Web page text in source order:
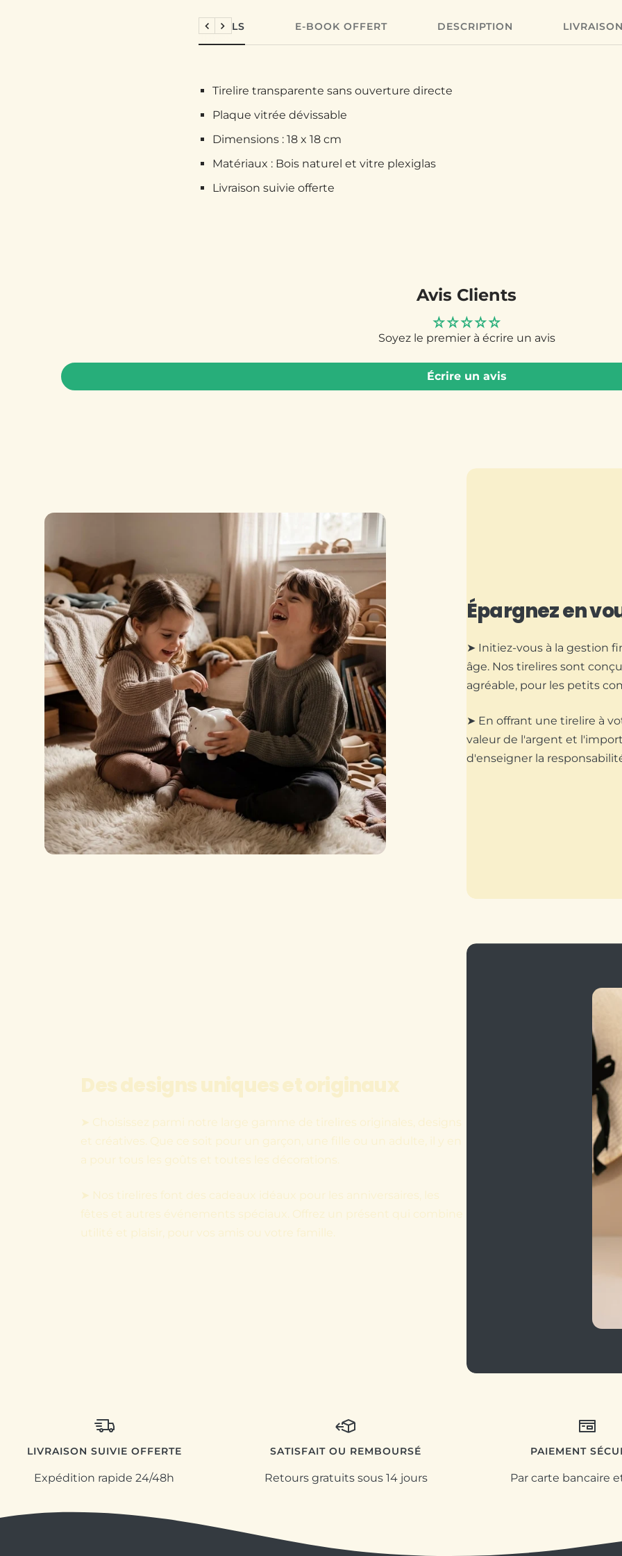
DÉTAILS E-BOOK OFFERT DESCRIPTION
Précédent
Suivant
Tirelire transparente sans ouverture directe
Plaque vitrée dévissable
Dimensions : 18 x 18 cm
Matériaux : Bois naturel et vitre plexiglas
Livraison suivie offerte
Avis Clients
Soyez le premier à écrire un avis
Écrire un avis
Épargnez en
➤ Initiez-vous à la gestion
âge. Nos tirelires sont
agréable, pour les petits
➤ En offrant une tirelire à
valeur de l'argent et
d'enseigner la
Des designs uniques et originaux
➤ Choisissez parmi notre large gamme de tirelires originales, designs
et créatives. Que ce soit pour un garçon, une fille ou un adulte, il y en
a pour tous les goûts et toutes les décorations.
➤ Nos tirelires font des cadeaux idéaux pour les anniversaires, les
fêtes et autres événements spéciaux. Offrez un présent qui combine
utilité et plaisir, pour vos amis ou votre famille.
LIVRAISON SUIVIE OFFERTE
Expédition rapide 24/48h
SATISFAIT OU REMBOURSÉ
Retours gratuits sous 14 jours
PAIEMENT
Par carte bancaire